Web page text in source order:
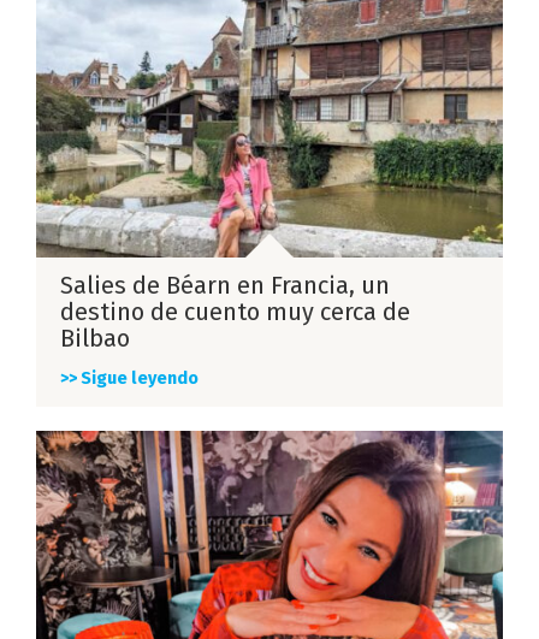
Salies de Béarn en Francia, un
destino de cuento muy cerca de
Bilbao
>> Sigue leyendo